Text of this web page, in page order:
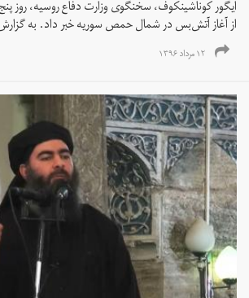
ایگور کوناشینکوف، سخنگوی وزارت دفاع روسیه، روز
از آغاز آتش‌بس در شمال حمص سوریه خبر داد. به گزارش
۱۲ مرداد ۱۳۹۶